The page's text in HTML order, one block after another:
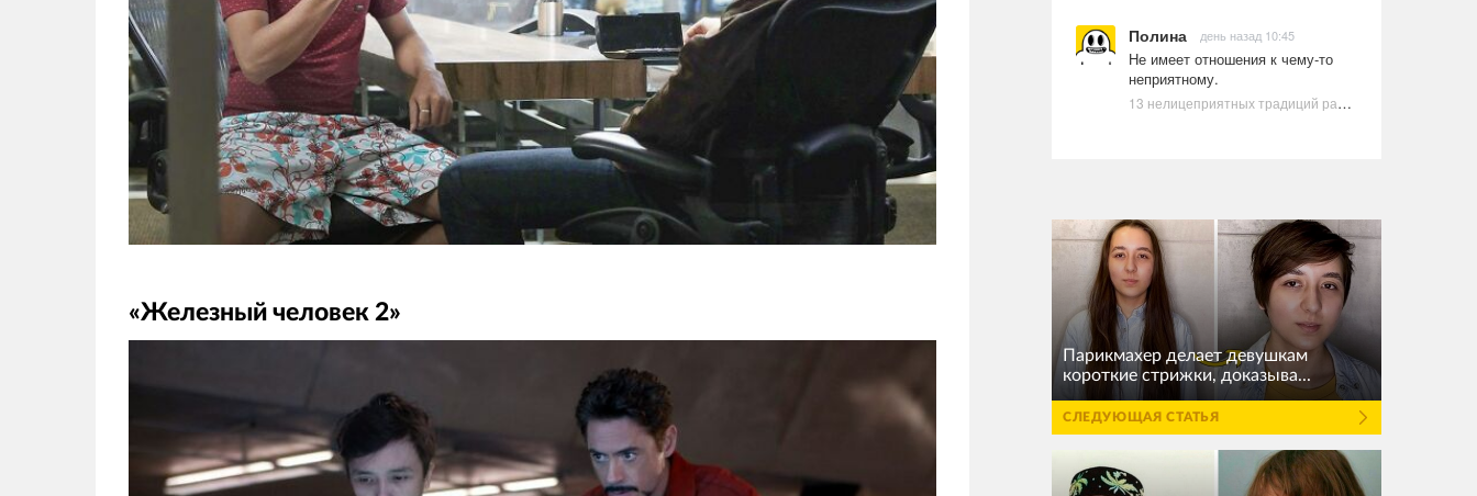
«Железный человек 2»
Полина день назад 10:45
Не имеет отношения к чему-то
неприятному.
13 нелицеприятных традиций разных стран, которые могут шокировать неподготовленного человека
Парикмахер делает девушкам
короткие стрижки, доказыва...
СЛЕДУЮЩАЯ СТАТЬЯ